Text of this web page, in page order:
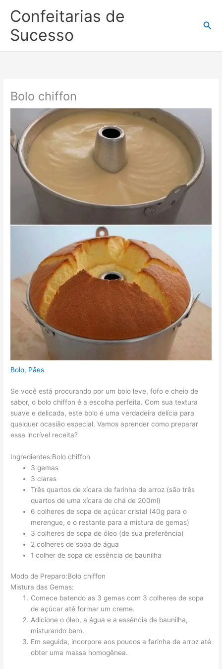
para
conteúdo
Confeitarias de
Sucesso
Bolo chiffon
Bolo, Pães
Se você está procurando por um bolo leve, fofo e cheio de
sabor, o bolo chiffon é a escolha perfeita. Com sua textura
suave e delicada, este bolo é uma verdadeira delícia para
qualquer ocasião especial. Vamos aprender como preparar
essa incrível receita?
Ingredientes:Bolo chiffon
3 gemas
3 claras
Três quartos de xícara de farinha de arroz (são três
quartos de uma xícara de chá de 200ml)
6 colheres de sopa de açúcar cristal (40g para o
merengue, e o restante para a mistura de gemas)
3 colheres de sopa de óleo (de sua preferência)
2 colheres de sopa de água
1 colher de sopa de essência de baunilha
Modo de Preparo:Bolo chiffon
Mistura das Gemas:
Comece batendo as 3 gemas com 3 colheres de sopa
de açúcar até formar um creme.
Adicione o óleo, a água e a essência de baunilha,
misturando bem.
Em seguida, incorpore aos poucos a farinha de arroz até
obter uma massa homogênea.